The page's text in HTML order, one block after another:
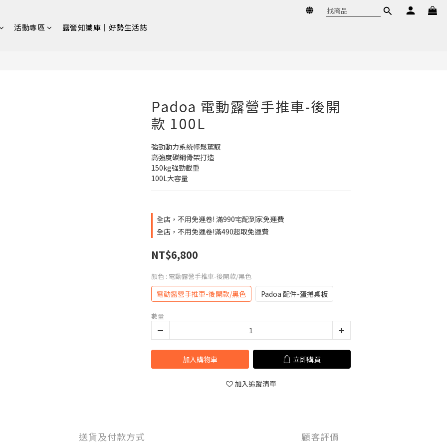
活動專區 露營知識庫｜好勢生活誌
Padoa 電動露營手推車-後開
款 100L
強勁動力系統輕鬆駕馭
高強度碳鋼骨架打造
150kg強勁載重
100L大容量
全店，不用免運卷! 滿990宅配到家免運費
全店，不用免運卷!滿490超取免運費
NT$6,800
顏色 : 電動露營手推車-後開款/黑色
電動露營手推車-後開款/黑色 Padoa 配件-蛋捲桌板
數量
加入購物車 立即購買
加入追蹤清單
送貨及付款方式 顧客評價
立即購買